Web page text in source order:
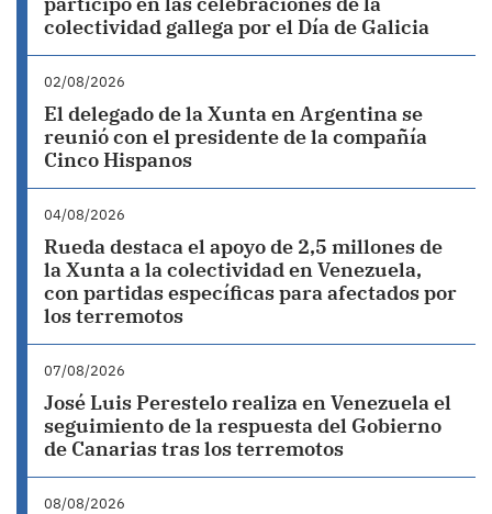
colectividad gallega por el Día de Galicia
02/08/2026
El delegado de la Xunta en Argentina se
reunió con el presidente de la compañía
Cinco Hispanos
04/08/2026
Rueda destaca el apoyo de 2,5 millones de
la Xunta a la colectividad en Venezuela,
con partidas específicas para afectados por
los terremotos
07/08/2026
José Luis Perestelo realiza en Venezuela el
seguimiento de la respuesta del Gobierno
de Canarias tras los terremotos
08/08/2026